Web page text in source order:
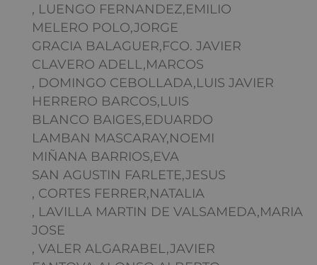
, LUENGO FERNANDEZ,EMILIO
MELERO POLO,JORGE
GRACIA BALAGUER,FCO. JAVIER
CLAVERO ADELL,MARCOS
, DOMINGO CEBOLLADA,LUIS JAVIER
HERRERO BARCOS,LUIS
BLANCO BAIGES,EDUARDO
LAMBAN MASCARAY,NOEMI
MIÑANA BARRIOS,EVA
SAN AGUSTIN FARLETE,JESUS
, CORTES FERRER,NATALIA
, LAVILLA MARTIN DE VALSAMEDA,MARIA
JOSE
, VALER ALGARABEL,JAVIER